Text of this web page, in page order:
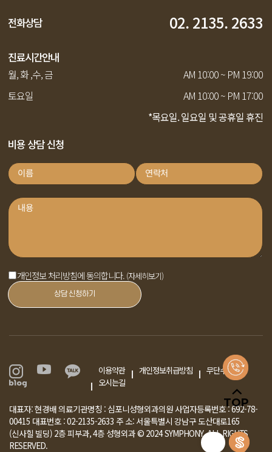
전화상담 02. 2135. 2633
진료시간안내
월, 화 ,수, 금
AM 10:00 ~ PM 19:00
토요일
AM 10:00 ~ PM 17:00
*목요일. 일요일 및 공휴일 휴진
비용 상담 신청
개인정보 처리방침에 동의합니다. (자세히보기)
상담 신청하기
이용약관 개인정보취급방침
무단수집거부
오시는길
대표자: 현경배의료기관명칭 : 심포니성형외과의원 사업자등록번호 : 692-78-
00415 대표번호 : 02-2135-2633 주 소: 서울특별시 강남구 도산대로165
(신사힐 빌딩) 2층 피부과, 4층 성형외과© 2024 SYMPHONY. ALL RIGHTS
RESERVED.
TOP